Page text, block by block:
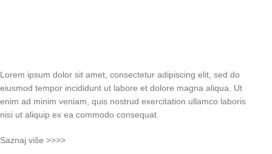
Lorem ipsum dolor sit amet, consectetur adipiscing elit, sed do
eiusmod tempor incididunt ut labore et dolore magna aliqua. Ut
enim ad minim veniam, quis nostrud exercitation ullamco laboris
nisi ut aliquip ex ea commodo consequat.
Saznaj više >>>>